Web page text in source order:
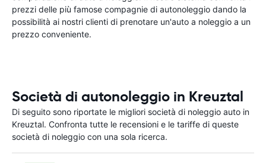
prezzi delle più famose compagnie di autonoleggio dando la
possibilità ai nostri clienti di prenotare un'auto a noleggio a un
prezzo conveniente.
Società di autonoleggio in Kreuztal
Di seguito sono riportate le migliori società di noleggio auto in
Kreuztal. Confronta tutte le recensioni e le tariffe di queste
società di noleggio con una sola ricerca.